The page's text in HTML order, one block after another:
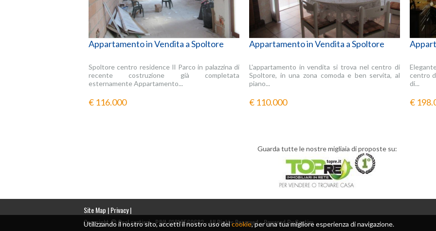
Appartamento in Vendita a Spoltore
Spoltore centro residence Il Parco in palazzina di
recente costruzione già completata
esternamente Appartamento...
€ 116.000
Appartamento in Vendita a Spoltore
L'appartamento in vendita si trova nel centro di
Spoltore, in una zona comoda e ben servita, al
piano...
€ 110.000
centro
di...
€
Guarda tutte le nostre migliaia di proposte su:
Site Map |Privacy|
Copyright © Real cantieri - P.IVA 01816560682 - All Rights Reserved -Powered By Gestim
Utilizzando il nostro sito, accetti il nostro uso deicookie, per una tua migliore esperienza di navigazione.